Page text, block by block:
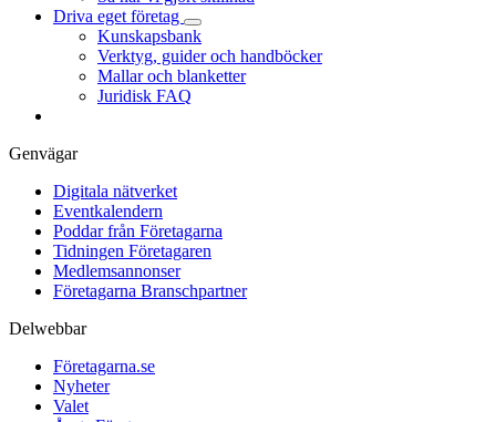
Driva eget företag
Kunskapsbank
Verktyg, guider och handböcker
Mallar och blanketter
Juridisk FAQ
Genvägar
Digitala nätverket
Eventkalendern
Poddar från Företagarna
Tidningen Företagaren
Medlemsannonser
Företagarna Branschpartner
Delwebbar
Företagarna.se
Nyheter
Valet